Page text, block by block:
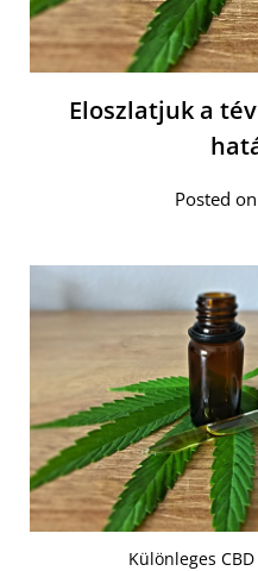
Eloszlatjuk a
Posted
Különleges